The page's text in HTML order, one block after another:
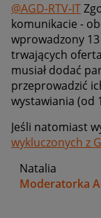
@AGD-RTV-IT
komunikacie -
wprowadzony
trwających
musiał dodać
przeprowadzić
wystawiania (od
Jeśli natomiast
wykluczonych z
Natalia
Moderatorka